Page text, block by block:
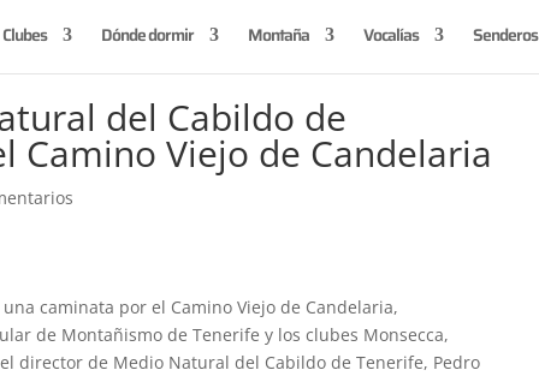
Clubes Dónde dormir Montaña Vocalías Senderos
del Cabildo de
Camino Viejo de Candelaria
caminata por el Camino Viejo de Candelaria,
de Montañismo de Tenerife y los clubes Monsecca,
director de Medio Natural del Cabildo de Tenerife, Pedro